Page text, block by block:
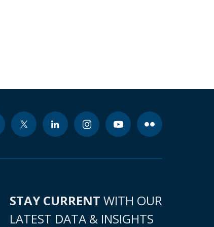
STAY CURRENT WITH OUR
LATEST DATA & INSIGHTS